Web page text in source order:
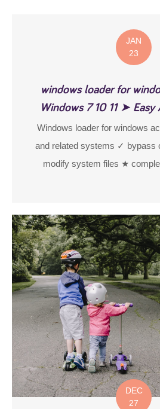
JAN
23
windows loader for
Windows 7 10 11 ➤
Windows loader for windows
and related systems ✓ bypass
modify system files ★
DEC
27